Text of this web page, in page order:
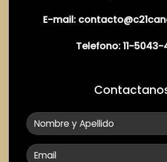
E-mail:
Telefono:11-